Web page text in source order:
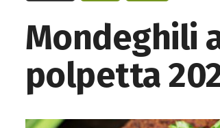
Mondeghili
polpetta